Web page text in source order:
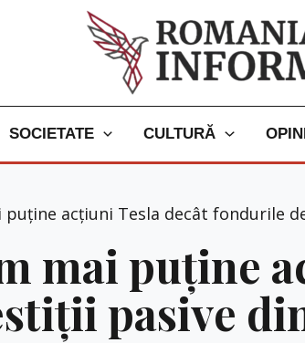
SOCIETATE CULTURĂ
puține acțiuni Tesla decât fondurile
mai puține
pasive